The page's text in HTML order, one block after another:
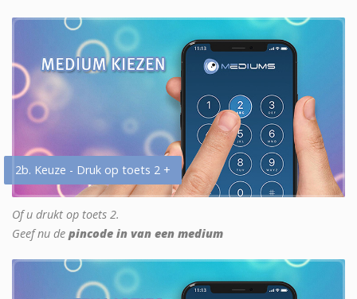
2b. Keuze - Druk op toets 2 +
Of u drukt op toets 2.
Geef nu de pincode in van een medium